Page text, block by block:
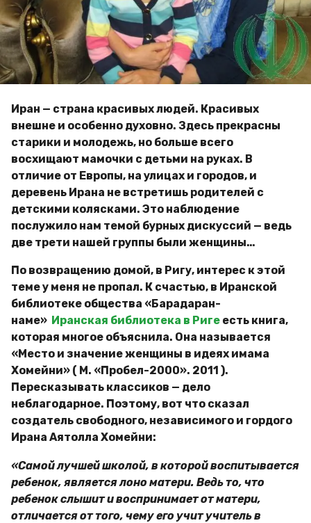
м
и
р
Иран — страна красивых людей. Красивых
внешне и особенно духовно. Здесь прекрасны
старики и молодежь, но больше всего
восхищают мамочки с детьми на руках. В
отличие от Европы, на улицах и городов, и
деревень Ирана не встретишь родителей с
детскими колясками. Это наблюдение
послужило нам темой бурных дискуссий — ведь
две трети нашей группы были женщины…
По возвращению домой, в Ригу, интерес к этой
теме у меня не пропал. К счастью, в Иранской
библиотеке общества «Барадаран-
наме» Иранская библиотека в Риге есть книга,
которая многое объяснила. Она называется
«Место и значение женщины в идеях имама
Хомейни» ( М. «Пробел-2000». 2011 ).
Пересказывать классиков — дело
неблагодарное. Поэтому, вот что сказал
создатель свободного, независимого и гордого
Ирана Аятолла Хомейни:
«Самой лучшей школой, в которой воспитывается
ребенок, является лоно матери. Ведь то, что
ребенок слышит и воспринимает от матери,
отличается от того, чему его учит учитель в